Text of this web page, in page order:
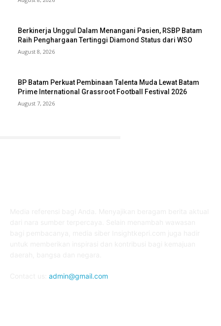
Berkinerja Unggul Dalam Menangani Pasien, RSBP Batam
Raih Penghargaan Tertinggi Diamond Status dari WSO
August 8, 2026
BP Batam Perkuat Pembinaan Talenta Muda Lewat Batam
Prime International Grassroot Football Festival 2026
August 7, 2026
admin@gmail.com